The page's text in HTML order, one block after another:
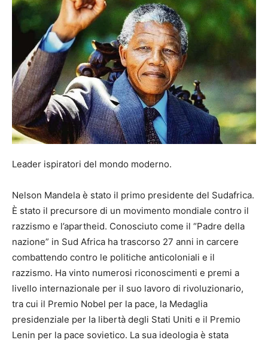
Leader ispiratori del mondo moderno.
Nelson Mandela è stato il primo presidente del Sudafrica.
È stato il precursore di un movimento mondiale contro il
razzismo e l’apartheid. Conosciuto come il “Padre della
nazione” in Sud Africa ha trascorso 27 anni in carcere
combattendo contro le politiche anticoloniali e il
razzismo. Ha vinto numerosi riconoscimenti e premi a
livello internazionale per il suo lavoro di rivoluzionario,
tra cui il Premio Nobel per la pace, la Medaglia
presidenziale per la libertà degli Stati Uniti e il Premio
Lenin per la pace sovietico. La sua ideologia è stata